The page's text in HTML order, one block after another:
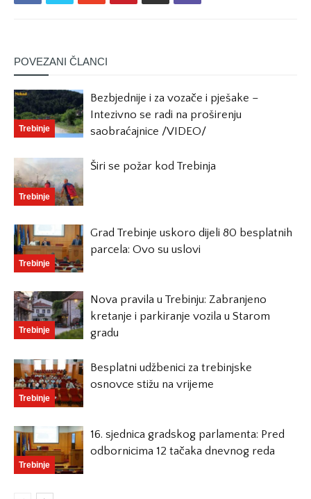
POVEZANI ČLANCI
Trebinje
Bezbjednije i za vozače i pješake –
Intezivno se radi na proširenju
saobraćajnice /VIDEO/
Trebinje
Širi se požar kod Trebinja
Trebinje
Grad Trebinje uskoro dijeli 80 besplatnih
parcela: Ovo su uslovi
Trebinje
Nova pravila u Trebinju: Zabranjeno
kretanje i parkiranje vozila u Starom
gradu
Trebinje
Besplatni udžbenici za trebinjske
osnovce stižu na vrijeme
Trebinje
16. sjednica gradskog parlamenta: Pred
odbornicima 12 tačaka dnevnog reda